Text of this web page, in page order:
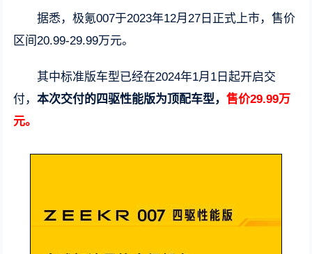
据悉，极氪007于2023年12月27日正式上市，售价
区间20.99-29.99万元。
其中标准版车型已经在2024年1月1日起开启交
付，本次交付的四驱性能版为顶配车型，售价29.99万
元。